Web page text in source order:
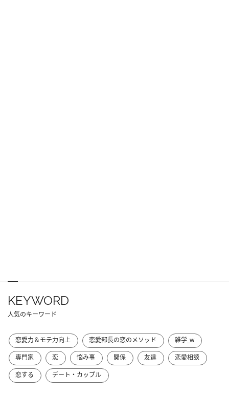
KEYWORD
人気のキーワード
恋愛力＆モテ力向上 恋愛部長の恋のメソッド
雑学_w
専門家
恋 悩み事 関係 友達
恋愛相談
恋する
デート・カップル